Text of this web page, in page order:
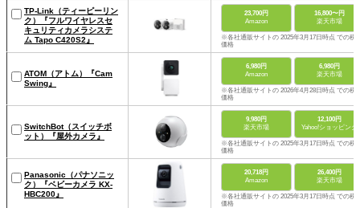
TP-Link（ティーピーリン
ク）『フルワイヤレスセ
キュリティカメラシステ
ム Tapo C420S2』
23,700円
Amazon
16,800〜円
楽天市場
※各社通販サイトの 2025年3月17日時点 での税
価格
ATOM（アトム）『Cam
Swing』
6,980円
Amazon
6,980円
楽天市場
※各社通販サイトの 2026年4月28日時点 での税
価格
SwitchBot（スイッチボ
ット）『屋外カメラ』
9,980円
楽天市場
12,100円
Yahoo!ショッピング
※各社通販サイトの 2025年3月17日時点 での税
価格
Panasonic（パナソニッ
ク）『ベビーカメラ KX-
HBC200』
20,718円
Amazon
26,400円
楽天市場
※各社通販サイトの 2025年3月17日時点 での税
価格